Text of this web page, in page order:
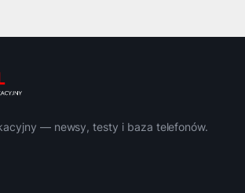
— newsy, testy i baza telefonów.